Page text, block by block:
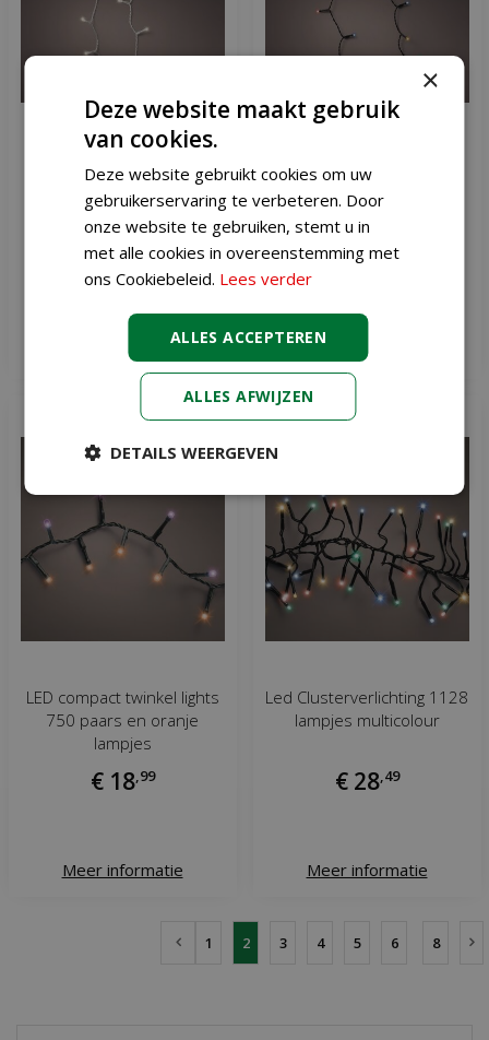
Durawise led warm wit 48
lampjes transparant
€ 5,79
Meer informatie
Durawise led twinkle
multicolour 96 lampjes
€8,19
Meer informatie
LED compact twinkel lights
750 paars en oranje
lampjes
€ 18 99
Meer informatie
Led Clusterverlichting 1128
lampjes multicolour
€ 28 49
Meer informatie
1 2 3 4 5 6 8
×
Deze website maakt gebruik
van cookies.
Deze website gebruikt cookies om uw
gebruikerservaring te verbeteren. Door
onze website te gebruiken, stemt u in
met alle cookies in overeenstemming met
ons Cookiebeleid. Lees verder
ALLES ACCEPTEREN
ALLES AFWIJZEN
DETAILS WEERGEVEN